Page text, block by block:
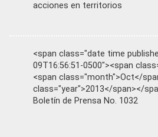
acciones en territorios
<span class="date time
09T16:56:51-0500"><span
<span class="month">Oct</
class="year">2013</span></
Boletín de Prensa No. 1032